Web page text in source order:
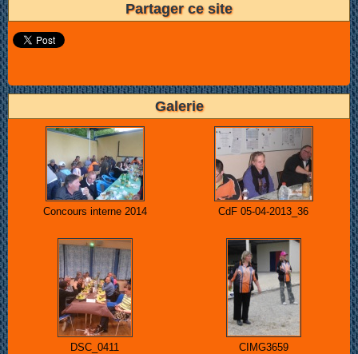
Partager ce site
Galerie
Concours interne 2014 CdF 05-04-2013_36
DSC_0411 CIMG3659